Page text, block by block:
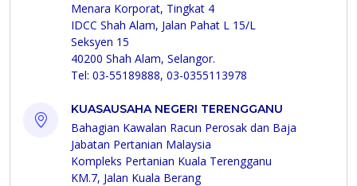
Menara Korporat, Tingkat 4
IDCC Shah Alam, Jalan Pahat L 15/L
Seksyen 15
40200 Shah Alam, Selangor.
Tel: 03-55189888, 03-0355113978
KUASAUSAHA NEGERI TERENGGANU
Bahagian Kawalan Racun Perosak dan Baja
Jabatan Pertanian Malaysia
Kompleks Pertanian Kuala Terengganu
KM.7, Jalan Kuala Berang